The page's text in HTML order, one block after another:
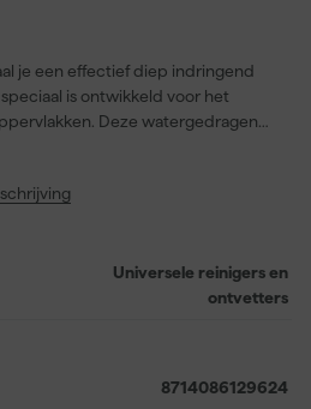
je een effectief diep indringend
is ontwikkeld voor het
Deze watergedragen
Door de krachtige
aan te tasten. Hierdoor is het
te worden bij professionele
ervoor dat oppervlakken weer
Universele reinigers en
ontvetters
8714086129624